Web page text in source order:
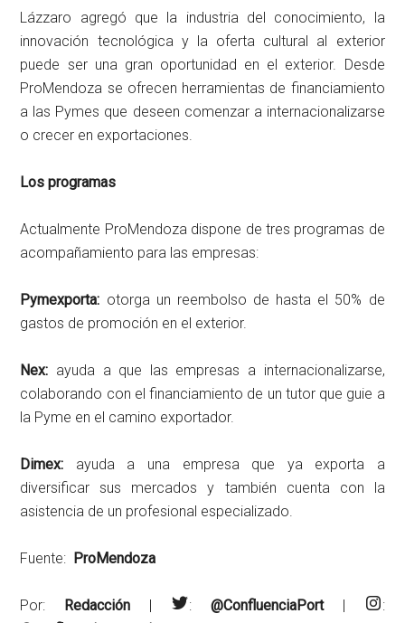
Lázzaro agregó que la industria del conocimiento, la
innovación tecnológica y la oferta cultural al exterior
puede ser una gran oportunidad en el exterior. Desde
ProMendoza se ofrecen herramientas de financiamiento
a las Pymes que deseen comenzar a internacionalizarse
o crecer en exportaciones.
Los programas
Actualmente ProMendoza dispone de tres programas de
acompañamiento para las empresas:
Pymexporta: otorga un reembolso de hasta el 50% de
gastos de promoción en el exterior.
Nex: ayuda a que las empresas a internacionalizarse,
colaborando con el financiamiento de un tutor que guie a
la Pyme en el camino exportador.
Dimex: ayuda a una empresa que ya exporta a
diversificar sus mercados y también cuenta con la
asistencia de un profesional especializado.
Fuente: ProMendoza
Por: Redacción | : @ConfluenciaPort|
: